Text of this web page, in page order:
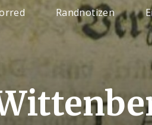
Randnotizen